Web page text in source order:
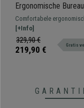
Ergonomische
MARKO, Lendensteun,
Aluminium Onderstel,
Comfortabele
bureaustoel met
Gemaakt van
met metalen onderstel en
[+Info]
329,90 €
219,90 € Gratis